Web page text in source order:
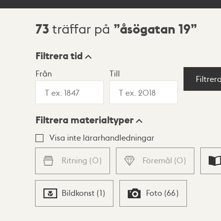
Sökresultat
73 träffar på åsögatan 19
Visningsläge
Lista Karta
Filtrera tid
Från Till
Filtrera materialtyper
Visa inte lärarhandledningar
Ritning (0) Föremål (0)
Bildkonst (1) Foto (66)